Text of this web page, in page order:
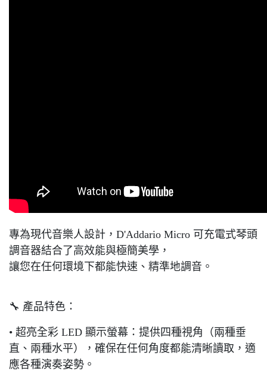
專為現代音樂人設計，D'Addario Micro 可充電式琴頭
調音器結合了高效能與極簡美學，
讓您在任何環境下都能快速、精準地調音。
🔧 產品特色：
• 超亮全彩 LED 顯示螢幕：提供四種視角（兩種垂
直、兩種水平），確保在任何角度都能清晰讀取，適
應各種演奏姿勢。